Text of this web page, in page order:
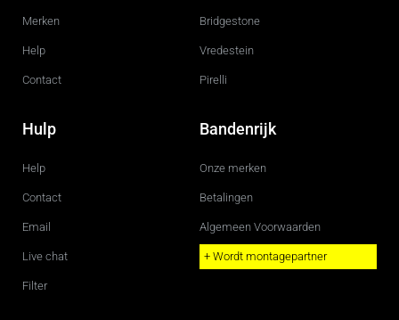
Merken
Help
Contact
Bridgestone
Vredestein
Pirelli
Hulp
Help
Contact
Email
Live chat
Filter
Bandenrijk
Onze merken
Betalingen
Algemeen Voorwaarden
+ Wordt montagepartner